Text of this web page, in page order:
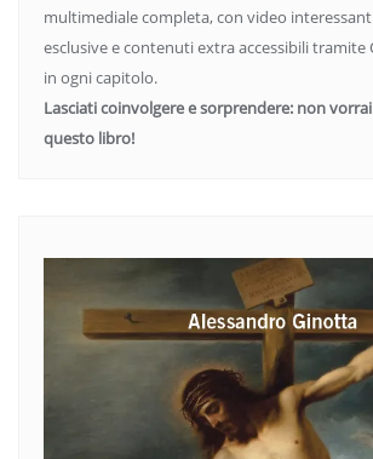
multimediale completa, con video
esclusive e contenuti extra accessibili tramite
in ogni capitolo.
Lasciati coinvolgere e sorprendere: non
questo libro!